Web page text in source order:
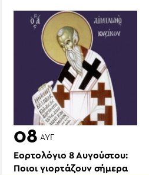
08 ΑΥΓ
Εορτολόγιο 8 Αυγούστου:
Ποιοι γιορτάζουν σήμερα